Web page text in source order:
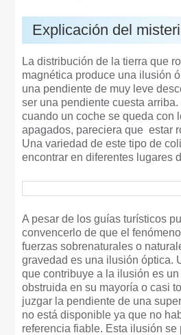
Explicación del
La distribución de la tierra que
magnética produce una ilusión
una pendiente de muy leve
ser una pendiente cuesta
cuando un coche se queda con
apagados, pareciera que estar
Una variedad de este tipo de
encontrar en diferentes lugares
A pesar de los guías turísticos
convencerlo de que el
fuerzas sobrenaturales o
gravedad es una ilusión óptica.
que contribuye a la ilusión es
obstruida en su mayoría o casi
juzgar la pendiente de una
no está disponible ya que no
referencia fiable. Esta ilusión se